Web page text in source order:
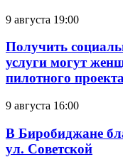
9 августа 19:00
Получить
услуги могут
пилотного
9 августа 16:00
В Биробиджане
ул. Советской